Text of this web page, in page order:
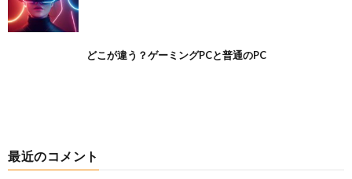
どこが違う？ゲーミングPCと普通のPC
最近のコメント